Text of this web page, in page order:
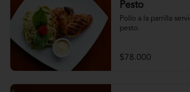
Pesto
Pollo a la parrilla
pesto.
$78.000